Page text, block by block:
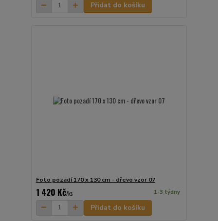
Přidat do košíku
Foto pozadí 170 x 130 cm - dřevo vzor 07
1 420 Kč/ks 1-3 týdny
Přidat do košíku